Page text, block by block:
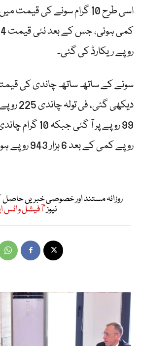
روپے ریکارڈ کی گئی۔
سونے کے ساتھ ساتھ چاندی کی
روپے کمی کے بعد 6 ہزار 943 روپے ہو گئی۔
روزانہ مستند اور خصوصی خبریں
نیوز"آفیشل واٹس